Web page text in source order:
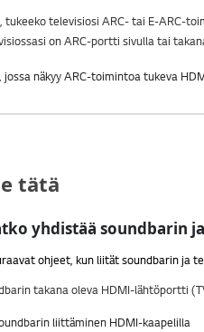
tukeeko televisiosi ARC- tai E-ARC-
on ARC-portti sivulla tai
tätä
yhdistää soundbarin
ohjeet, kun liität soundbarin ja
takana oleva HDMI-lähtöportti